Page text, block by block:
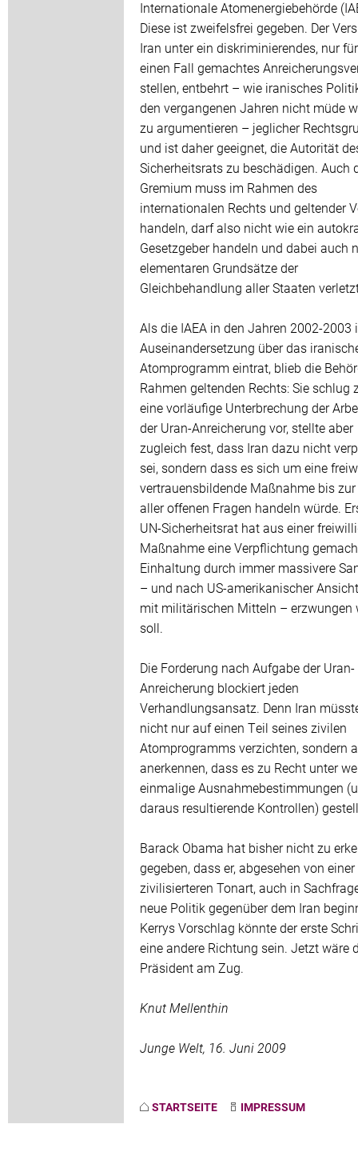
Internationale Atomenergiebehörde
Diese ist zweifelsfrei gegeben. Der
Iran unter ein diskriminierendes, nur
einen Fall gemachtes
stellen, entbehrt – wie iranisches
den vergangenen Jahren nicht müde
zu argumentieren – jeglicher
und ist daher geeignet, die Autorität
Sicherheitsrats zu beschädigen. Auch
Gremium muss im Rahmen des
internationalen Rechts und geltender
handeln, darf also nicht wie ein
Gesetzgeber handeln und dabei auch
elementaren Grundsätze der
Gleichbehandlung aller Staaten
Als die IAEA in den Jahren 2002-2003
Auseinandersetzung über das
Atomprogramm eintrat, blieb die
Rahmen geltenden Rechts: Sie schlug
eine vorläufige Unterbrechung der
der Uran-Anreicherung vor, stellte aber
zugleich fest, dass Iran dazu nicht
sei, sondern dass es sich um eine
vertrauensbildende Maßnahme bis
aller offenen Fragen handeln würde.
UN-Sicherheitsrat hat aus einer
Maßnahme eine Verpflichtung
Einhaltung durch immer massivere
– und nach US-amerikanischer
mit militärischen Mitteln – erzwungen
soll.
Die Forderung nach Aufgabe der Uran-
Anreicherung blockiert jeden
Verhandlungsansatz. Denn Iran
nicht nur auf einen Teil seines zivilen
Atomprogramms verzichten, sondern
anerkennen, dass es zu Recht unter
einmalige Ausnahmebestimmungen
daraus resultierende Kontrollen)
Barack Obama hat bisher nicht zu
gegeben, dass er, abgesehen von einer
zivilisierteren Tonart, auch in
neue Politik gegenüber dem Iran
Kerrys Vorschlag könnte der erste
eine andere Richtung sein. Jetzt wäre
Präsident am Zug.
Knut Mellenthin
Junge Welt, 16. Juni 2009
STARTSEITE IMPRESSUM